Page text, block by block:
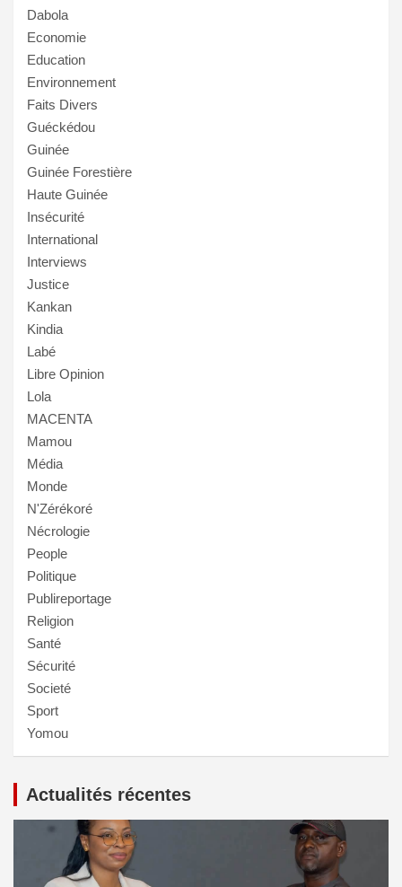
Dabola
Economie
Education
Environnement
Faits Divers
Guéckédou
Guinée
Guinée Forestière
Haute Guinée
Insécurité
International
Interviews
Justice
Kankan
Kindia
Labé
Libre Opinion
Lola
MACENTA
Mamou
Média
Monde
N'Zérékoré
Nécrologie
People
Politique
Publireportage
Religion
Santé
Sécurité
Societé
Sport
Yomou
Actualités récentes